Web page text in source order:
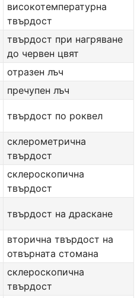
високотемпературна
твърдост
твърдост при нагряване
до червен цвят
отразен лъч
пречупен лъч
твърдост по роквел
склерометрична
твърдост
склероскопична
твърдост
твърдост на драскане
вторична твърдост на
отвърната стомана
склероскопична
твърдост